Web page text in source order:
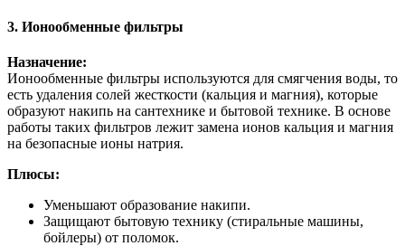
3. Ионообменные фильтры
Назначение:
Ионообменные фильтры используются для смягчения воды, то
есть удаления солей жесткости (кальция и магния), которые
образуют накипь на сантехнике и бытовой технике. В основе
работы таких фильтров лежит замена ионов кальция и магния
на безопасные ионы натрия.
Плюсы:
Уменьшают образование накипи.
Защищают бытовую технику (стиральные машины,
бойлеры) от поломок.